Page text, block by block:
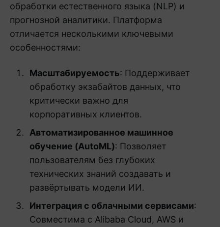
обработки естественного языка (NLP) и
прогнозной аналитики. Платформа
отличается несколькими ключевыми
особенностями:
Масштабируемость: Поддерживает
обработку экзабайтов данных, что
критически важно для
корпоративных клиентов.
Автоматизированное машинное
обучение (AutoML): Позволяет
пользователям без глубоких
технических знаний создавать и
развёртывать модели ИИ.
Интеграция с облачными сервисами:
Совместима с Alibaba Cloud, AWS и